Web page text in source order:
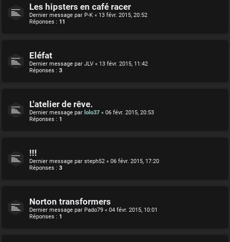
Les hipsters en café racer
Dernier message par P-K « 13 févr. 2015, 20:52
Réponses : 11
Eléfat
Dernier message par JLV « 13 févr. 2015, 11:42
Réponses : 3
L'atelier de rêve.
Dernier message par lolo37 « 06 févr. 2015, 20:53
Réponses : 1
!!!
Dernier message par steph52 « 06 févr. 2015, 17:20
Réponses : 3
Norton transformers
Dernier message par Pado79 « 04 févr. 2015, 10:01
Réponses : 1